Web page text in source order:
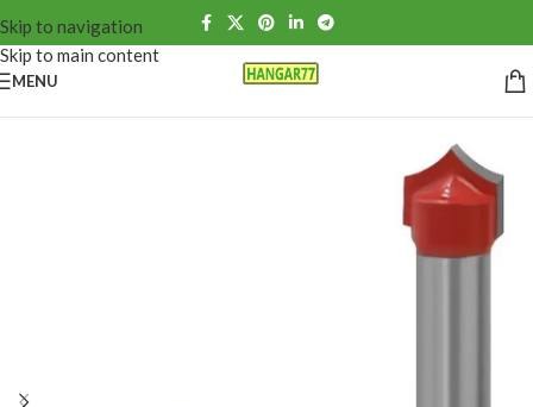
Skip to navigation
Skip to main content
MENU